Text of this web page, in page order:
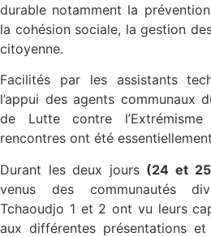
durable notamment la
la cohésion sociale, la gestion
citoyenne.
Facilités par les assistants
l’appui des agents communaux
de Lutte contre
rencontres ont été
Durant les deux jours (24 et
venus des communautés
Tchaoudjo 1 et 2 ont vu leurs
aux différentes présentations